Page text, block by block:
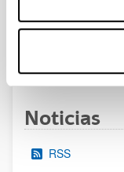
Publicada la
Noticias
RSS